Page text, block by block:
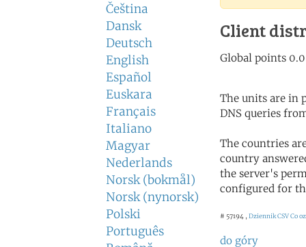
Čeština
Dansk
Deutsch
English
Español
Euskara
Français
Italiano
Magyar
Nederlands
Norsk (bokmål)
Norsk (nynorsk)
Polski
Português
Client
The units are in
DNS queries
The countries
country
the server's
configured for
# 57194 , Dziennik CSVCo
do góry